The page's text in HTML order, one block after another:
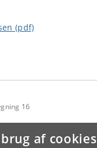
af cookies
(pdf)
16